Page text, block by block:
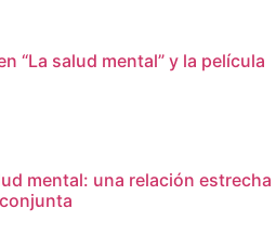
“La salud mental” y la película
mental: una relación estrecha